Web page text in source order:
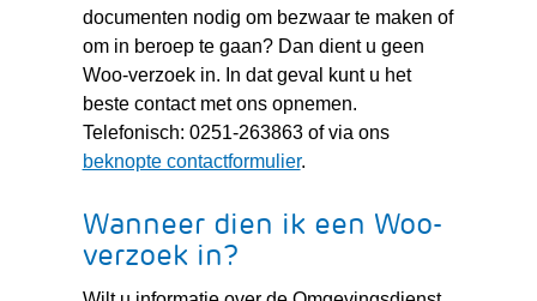
documenten nodig om bezwaar te maken of
om in beroep te gaan? Dan dient u geen
Woo-verzoek in. In dat geval kunt u het
beste contact met ons opnemen.
Telefonisch: 0251-263863 of via ons
beknopte contactformulier.
Wanneer dien ik een Woo-
verzoek in?